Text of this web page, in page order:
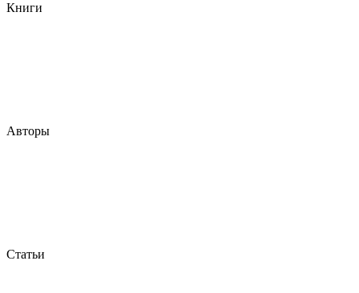
Книги
Авторы
Статьи